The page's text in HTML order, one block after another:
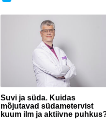
Suvi ja süda. Kuidas
mõjutavad südametervist
kuum ilm ja aktiivne